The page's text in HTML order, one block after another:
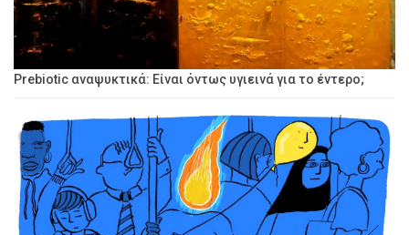
Prebiotic αναψυκτικά: Είναι όντως υγιεινά για το έντερο;